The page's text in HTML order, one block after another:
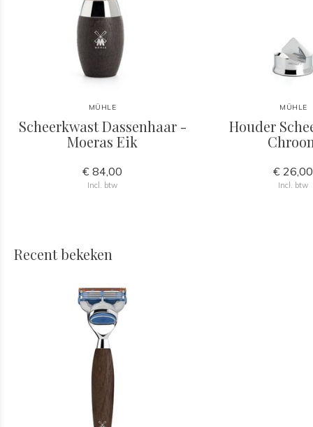
MÜHLE
Scheerkwast Dassenhaar -
Moeras Eik
€ 84,00
Incl. btw
MÜHLE
Houder
€ 26,00
Incl. btw
Recent bekeken